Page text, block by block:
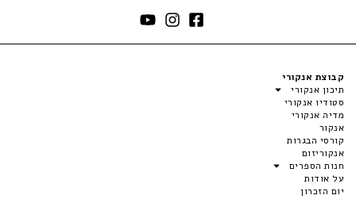
קבוצת אנקורי
תיכון אנקורי
סטודיו אנקורי
מדיה אנקורי
אנקור
קורסי הבגרות
אנקוריזום
חנות הספרים
על אודות
יום הזכרון